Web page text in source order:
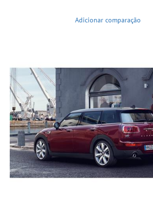
Adicionar comparação